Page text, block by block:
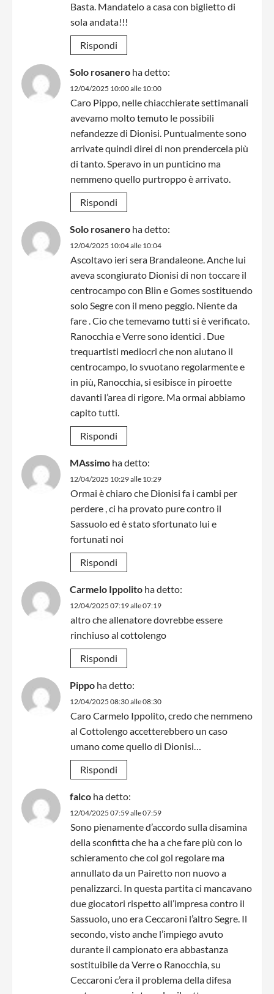
Basta. Mandatelo a casa con biglietto di
sola andata!!!
Rispondi
Solo rosanero ha detto:
12/04/2025 10:00 alle 10:00
Caro Pippo, nelle chiacchierate settimanali
avevamo molto temuto le possibili
nefandezze di Dionisi. Puntualmente sono
arrivate quindi direi di non prendercela più
di tanto. Speravo in un punticino ma
nemmeno quello purtroppo è arrivato.
Rispondi
Solo rosanero ha detto:
12/04/2025 10:04 alle 10:04
Ascoltavo ieri sera Brandaleone. Anche lui
aveva scongiurato Dionisi di non toccare il
centrocampo con Blin e Gomes sostituendo
solo Segre con il meno peggio. Niente da
fare . Cio che temevamo tutti si è verificato.
Ranocchia e Verre sono identici . Due
trequartisti mediocri che non aiutano il
centrocampo, lo svuotano regolarmente e
in più, Ranocchia, si esibisce in piroette
davanti l’area di rigore. Ma ormai abbiamo
capito tutti.
Rispondi
MAssimo ha detto:
12/04/2025 10:29 alle 10:29
Ormai è chiaro che Dionisi fa i cambi per
perdere , ci ha provato pure contro il
Sassuolo ed è stato sfortunato lui e
fortunati noi
Rispondi
Carmelo Ippolito ha detto:
12/04/2025 07:19 alle 07:19
altro che allenatore dovrebbe essere
rinchiuso al cottolengo
Rispondi
Pippo ha detto:
12/04/2025 08:30 alle 08:30
Caro Carmelo Ippolito, credo che nemmeno
al Cottolengo accetterebbero un caso
umano come quello di Dionisi…
Rispondi
falco ha detto:
12/04/2025 07:59 alle 07:59
Sono pienamente d’accordo sulla disamina
della sconfitta che ha a che fare più con lo
schieramento che col gol regolare ma
annullato da un Pairetto non nuovo a
penalizzarci. In questa partita ci mancavano
due giocatori rispetto all’impresa contro il
Sassuolo, uno era Ceccaroni l’altro Segre. Il
secondo, visto anche l’impiego avuto
durante il campionato era abbastanza
sostituibile da Verre o Ranocchia, su
Ceccaroni c’era il problema della difesa